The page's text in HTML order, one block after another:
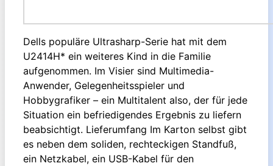
Dells populäre Ultrasharp-Serie hat mit dem
U2414H* ein weiteres Kind in die Familie
aufgenommen. Im Visier sind Multimedia-
Anwender, Gelegenheitsspieler und
Hobbygrafiker – ein Multitalent also, der für jede
Situation ein befriedigendes Ergebnis zu liefern
beabsichtigt. Lieferumfang Im Karton selbst gibt
es neben dem soliden, rechteckigen Standfuß,
ein Netzkabel, ein USB-Kabel für den